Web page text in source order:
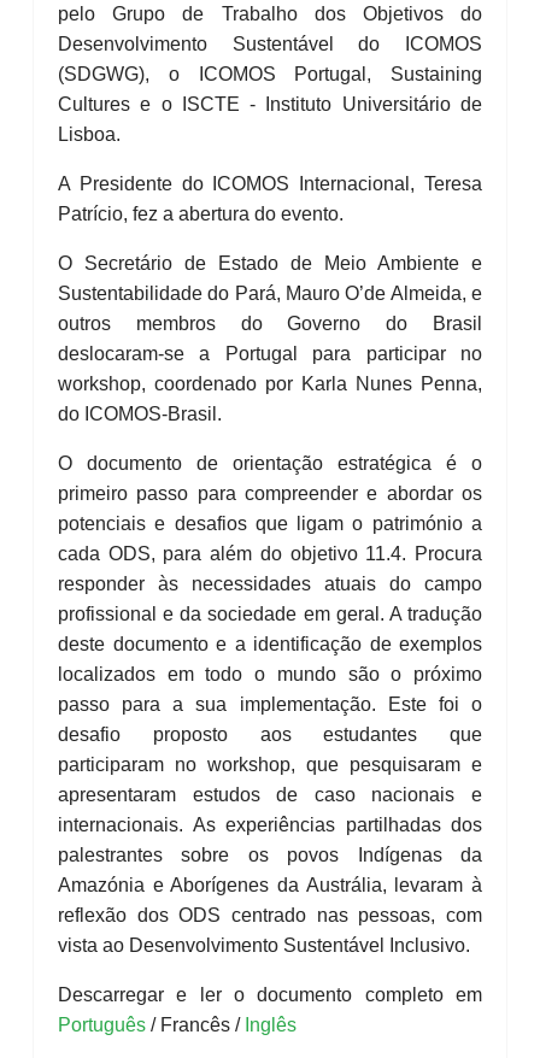
pelo Grupo de Trabalho dos Objetivos do
Desenvolvimento Sustentável do ICOMOS
(SDGWG), o ICOMOS Portugal, Sustaining
Cultures e o ISCTE - Instituto Universitário de
Lisboa.
A Presidente do ICOMOS Internacional, Teresa
Patrício, fez a abertura do evento.
O Secretário de Estado de Meio Ambiente e
Sustentabilidade do Pará, Mauro O’de Almeida, e
outros membros do Governo do Brasil
deslocaram-se a Portugal para participar no
workshop, coordenado por Karla Nunes Penna,
do ICOMOS-Brasil.
O documento de orientação estratégica é o
primeiro passo para compreender e abordar os
potenciais e desafios que ligam o património a
cada ODS, para além do objetivo 11.4. Procura
responder às necessidades atuais do campo
profissional e da sociedade em geral. A tradução
deste documento e a identificação de exemplos
localizados em todo o mundo são o próximo
passo para a sua implementação. Este foi o
desafio proposto aos estudantes que
participaram no workshop, que pesquisaram e
apresentaram estudos de caso nacionais e
internacionais. As experiências partilhadas dos
palestrantes sobre os povos Indígenas da
Amazónia e Aborígenes da Austrália, levaram à
reflexão dos ODS centrado nas pessoas, com
vista ao Desenvolvimento Sustentável Inclusivo.
Descarregar e ler o documento completo em
Português / Francês / Inglês